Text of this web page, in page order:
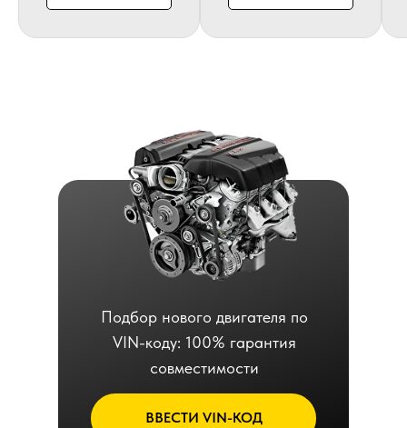
ВВЕСТИ VIN-КОД
Подбор нового двигателя по
VIN-коду: 100% гарантия
совместимости